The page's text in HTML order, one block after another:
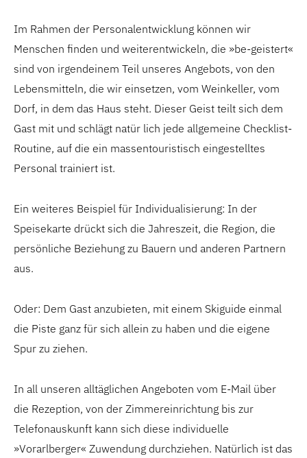
Im Rahmen der Personalentwicklung können wir
Menschen finden und weiterentwickeln, die »be-geistert«
sind von irgendeinem Teil unseres Angebots, von den
Lebensmitteln, die wir einsetzen, vom Weinkeller, vom
Dorf, in dem das Haus steht. Dieser Geist teilt sich dem
Gast mit und schlägt natür lich jede allgemeine Checklist-
Routine, auf die ein massentouristisch eingestelltes
Personal trainiert ist.
Ein weiteres Beispiel für Individualisierung: In der
Speisekarte drückt sich die Jahreszeit, die Region, die
persönliche Beziehung zu Bauern und anderen Partnern
aus.
Oder: Dem Gast anzubieten, mit einem Skiguide einmal
die Piste ganz für sich allein zu haben und die eigene
Spur zu ziehen.
In all unseren alltäglichen Angeboten vom E-Mail über
die Rezeption, von der Zimmereinrichtung bis zur
Telefonauskunft kann sich diese individuelle
»Vorarlberger« Zuwendung durchziehen. Natürlich ist das